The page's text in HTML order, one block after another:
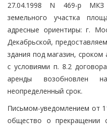
27.04.1998 N 469-р МКЗ
земельного участка
адресные ориентиры: г.
Декабрьской,
здания под магазин,
с условиями п. 8.2
аренды
неопределенный срок.
Письмом-уведомлением от
общество о прекращении